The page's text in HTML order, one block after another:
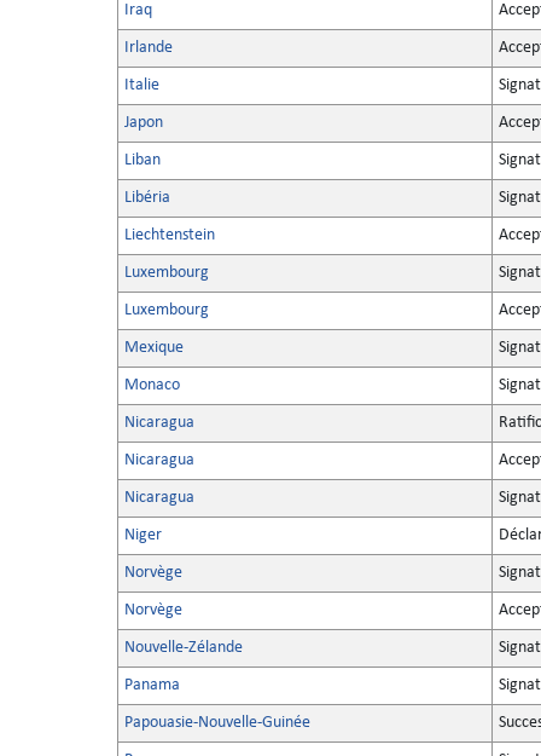
Iraq
Irlande
Italie
Japon
Liban
Libéria
Liechtenstein
Luxembourg
Luxembourg
Mexique
Monaco
Nicaragua
Nicaragua
Nicaragua
Niger
Norvège
Norvège
Nouvelle-Zélande
Panama
Papouasie-Nouvelle-Guinée